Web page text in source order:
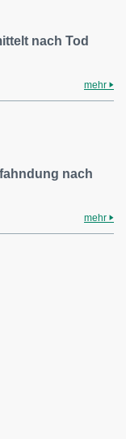
nach Tod
mehr
nach
mehr